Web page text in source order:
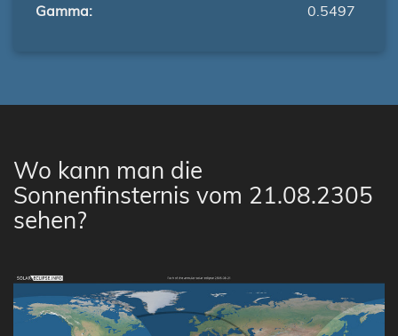
Gamma:
0.5497
Wo kann man die
Sonnenfinsternis vom 21.08.2305
sehen?